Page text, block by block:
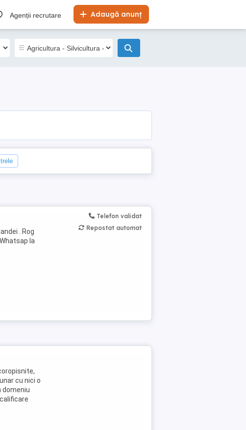
Adaugă anunț
Agenții recrutare
. Rog
la
Telefon validat
Repostat automat
cu nici o
domeniu